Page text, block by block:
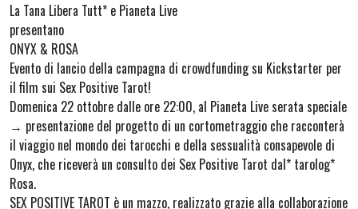
La Tana Libera Tutt* e Pianeta Live
presentano
ONYX & ROSA
Evento di lancio della campagna di crowdfunding su Kickstarter per
il film sui Sex Positive Tarot!
Domenica 22 ottobre dalle ore 22:00, al Pianeta Live serata speciale
→ presentazione del progetto di un cortometraggio che racconterà
il viaggio nel mondo dei tarocchi e della sessualità consapevole di
Onyx, che riceverà un consulto dei Sex Positive Tarot dal* tarolog*
Rosa.
SEX POSITIVE TAROT è un mazzo, realizzato grazie alla collaborazione